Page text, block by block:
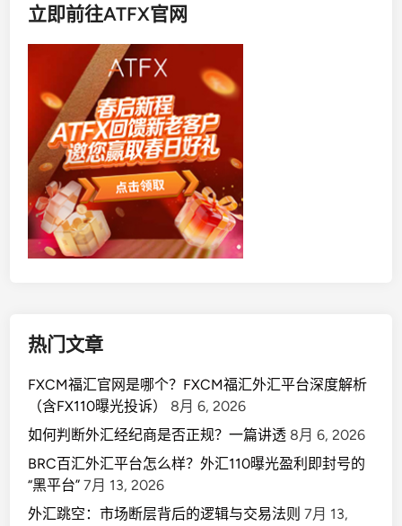
立即前往ATFX官网
热门文章
FXCM福汇官网是哪个？FXCM福汇外汇平台深度解析
（含FX110曝光投诉）
8月 6, 2026
如何判断外汇经纪商是否正规？一篇讲透 8月 6, 2026
BRC百汇外汇平台怎么样？外汇110曝光盈利即封号的
“黑平台” 7月 13, 2026
外汇跳空：市场断层背后的逻辑与交易法则 7月 13,